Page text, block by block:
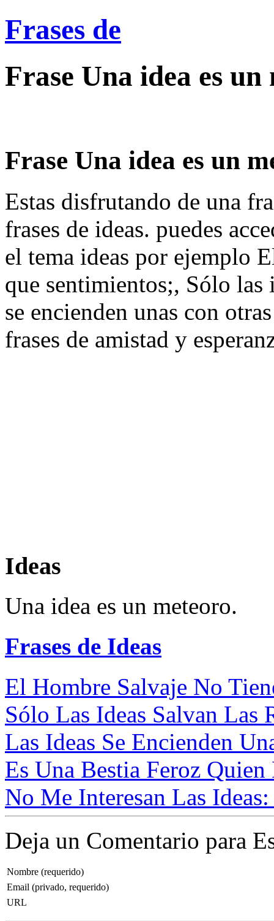
Frases de
Frase Una idea es un
Frase Una idea es un
Estas disfrutando de una
frases de ideas. puedes
el tema ideas por ejemplo
que sentimientos;, Sólo las
se encienden unas con
frases de amistad y
Ideas
Una idea es un meteoro.
Frases de Ideas
El Hombre Salvaje No
Sólo Las Ideas Salvan Las
Las Ideas Se Encienden
Es Una Bestia Feroz
No Me Interesan Las
Deja un Comentario para
Nombre (requerido)
Email (privado, requerido)
URL